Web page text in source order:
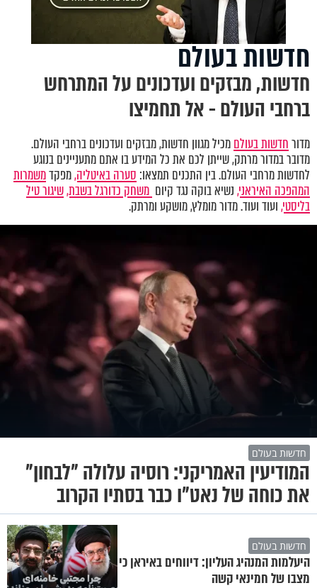
חדשות בעולם
חדשות, מבזקים ועדכונים על המתרחש
ברחבי העולם - אל תחמיצו
מדורחדשות בעולםמכיל מגוון חדשות, מבזקים ועדכונים ברחבי העולם.
מדובר במדור מרתק, שייתן לכם את כל המידע בו אתם מתעניינים בנוגע
לחדשות מרחבי העולם. בין התכנים תמצאו: סערה באיטליה,מפקדמשמרות
המהפכה האיראני,נשיא בוקה נגד קיום משחק כדורגל בשבת,שיגור טיל
בליסטי,ועוד ועוד. מדור מומלץ, מושקע ומרתק.
חדשות בעולם
המודיעין האמריקני: רוסיה עלולה "לבחון"
את כוחה של נאט"ו כבר בסתיו הקרוב
חדשות בעולם
היעלמות המנהיג העליון: דיווחים באיראן כי
מצבו של חמינאי קשה